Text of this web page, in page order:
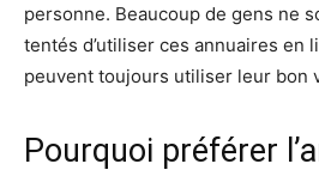
personne. Beaucoup de gens ne
tentés d’utiliser ces annuaires en
peuvent toujours utiliser leur bon
Pourquoi préférer